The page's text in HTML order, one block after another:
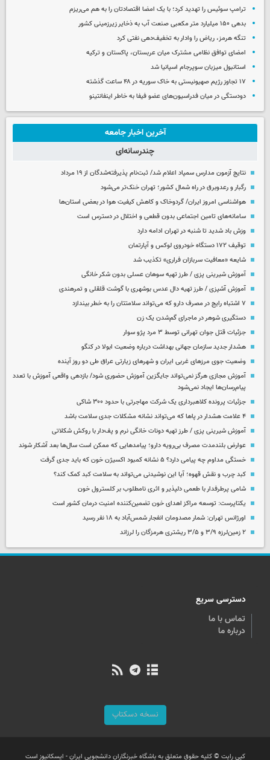
ترامپ سوئیس را تهدید کرد؛ با یک امضا اقتصادتان را به هم می‌ریزم
بدهی ۱۵۰ میلیارد متر مکعبی صنعت آب به ذخایر زیرزمینی کشور
تنگه هرمز، ریاض را وادار به تخفیف‌دهی نفتی کرد
امضای توافق نظامی مشترک میان عربستان، پاکستان و ترکیه
استانبول میزبان سوپرجام اسپانیا شد
۱۷ تجاوز رژیم صهیونیستی به خاک سوریه در ۴۸ ساعت گذشته
دودستگی در میان فدراسیون‌های عضو فیفا به خاطر اینفانتینو
آخرین اخبار جامعه
چندرسانه‌ای
نتایج آزمون مدارس سمپاد اعلام شد/ ثبت‌نام پذیرفته‌شدگان از ۱۹ مرداد
رگبار و رعدوبرق در راه شمال کشور؛ تهران خنک‌تر می‌شود
هواشناسی امروز ایران/ گردوخاک و کاهش کیفیت هوا در بعضی استان‌ها
سامانه‌های تامین اجتماعی بدون قطعی و اختلال در دسترس است
وزش باد شدید تا شنبه در تهران ادامه دارد
توقیف ۱۷۲ دستگاه خودروی لوکس و آپارتمان
شایعه «معافیت سربازان فراری» تکذیب شد
آموزش شیرینی پزی / طرز تهیه سوهان عسلی بدون شکر خانگی
آموزش آشپزی / طرز تهیه دال عدس بوشهری با گوشت قلقلی و تمرهندی
۷ اشتباه رایج در مصرف دارو که می‌تواند سلامتتان را به خطر بیندازد
دستگیری شوهر در ماجرای گم‌شدن یک زن
جزئیات قتل جوان تهرانی توسط ۳ مرد پژو سوار
هشدار جدید سازمان جهانی بهداشت درباره وضعیت ابولا در کنگو
وضعیت جوی مرزهای غربی ایران و شهرهای زیارتی عراق طی دو روز آینده
آموزش مجازی هرگز نمی‌تواند جایگزین آموزش حضوری شود/ بازدهی واقعی آموزش با تعدد
پیام‌رسان‌ها ایجاد نمی‌شود
جزئیات پرونده کلاهبرداری یک شرکت مهاجرتی با حدود ۳۰۰ شاکی
۴ علامت هشدار در پاها که می‌تواند نشانه مشکلات جدی سلامت باشد
آموزش شیرینی پزی / طرز تهیه دونات خانگی نرم و پف‌دار با روکش شکلاتی
عوارض بلندمدت مصرف بی‌رویه دارو؛ پیامدهایی که ممکن است سال‌ها بعد آشکار شوند
خستگی مداوم چه پیامی دارد؟ ۵ نشانه کمبود اکسیژن خون که باید جدی گرفت
کبد چرب و نقش قهوه؛ آیا این نوشیدنی می‌تواند به سلامت کبد کمک کند؟
شامی پرطرفدار با طعمی دلپذیر و اثری نامطلوب بر کلسترول خون
یکتاپرست: توسعه مراکز اهدای خون تضمین‌کننده امنیت درمان کشور است
اورژانس تهران: شمار مصدومان انفجار شمس‌آباد به ۱۸ نفر رسید
۲ زمین‌لرزه ۳/۹ و ۳/۵ ریشتری هرمزگان را لرزاند
دسترسی سریع
تماس با ما
درباره ما
نسخه دسکتاپ
کپی رایت © کلیه حقوق متعلق به باشگاه خبرنگاران دانشجویی ایران - ایسکانیوز است